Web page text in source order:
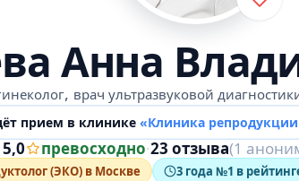
Анна
, врач ультразвуковой
прием в клинике «Клиника
5,0 превосходно·23 отзыва(1
(ЭКО) в Москве 3 года №1 в